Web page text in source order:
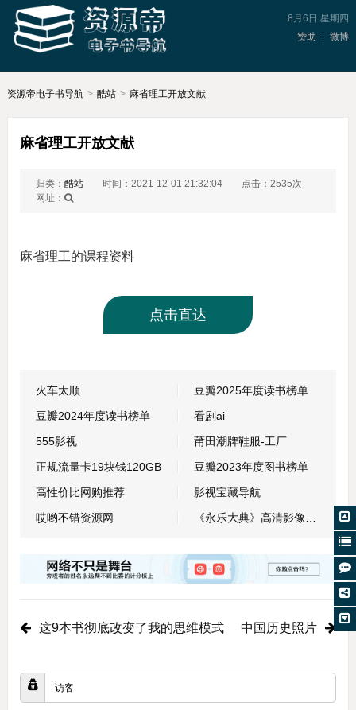
8月6日 星期四
赞助
微博
资源帝电子书导航 > 酷站 > 麻省理工开放文献
麻省理工开放文献
归类： 酷站 时间：2021-12-01 21:32:04
点击：2535次
网址：
麻省理工的课程资料
点击直达
火车太顺
豆瓣2025年度读书榜单
豆瓣2024年度读书榜单
看剧ai
555影视
莆田潮牌鞋服-工厂
正规流量卡19块钱120GB
豆瓣2023年度图书榜单
高性价比网购推荐
影视宝藏导航
哎哟不错资源网
这9本书彻底改变了我的思维模式 中国历史照片